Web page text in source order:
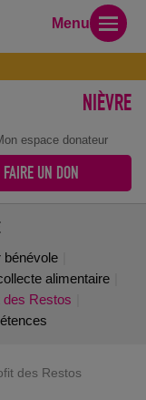
NIÈVRE
espace donateur
FAIRE UN DON
Menu
bénévole
alimentaire
des Restos
des Restos